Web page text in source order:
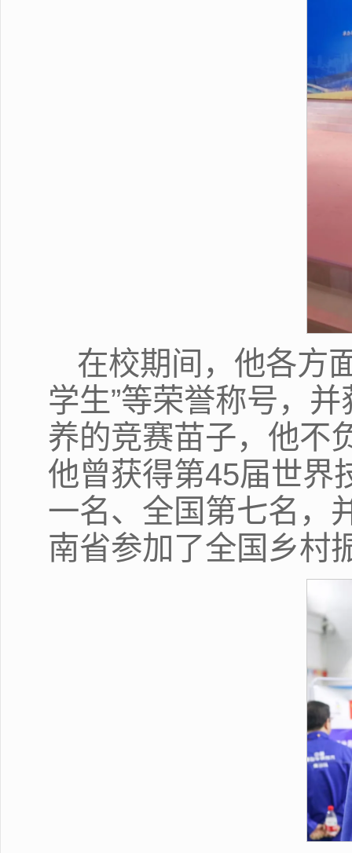
在校期间，他各方
学生”等荣誉称号，
养的竞赛苗子，他不
他曾获得第45届世界
一名、全国第七名，
南省参加了全国乡村